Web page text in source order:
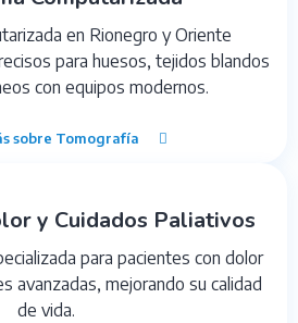
en Rionegro y Oriente
para huesos, tejidos blandos
con equipos modernos.
sobre Tomografía
y Cuidados Paliativos
para pacientes con dolor
avanzadas, mejorando su calidad
de vida.